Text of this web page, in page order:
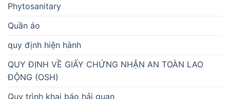
Phytosanitary
Quần áo
quy định hiện hành
QUY ĐỊNH VỀ GIẤY CHỨNG NHẬN AN TOÀN LAO
ĐỘNG (OSH)
Quy trình khai báo hải quan